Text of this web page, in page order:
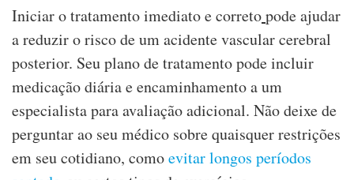
Iniciar o tratamento imediato e corretopode ajudar
a reduzir o risco de um acidente vascular cerebral
posterior. Seu plano de tratamento pode incluir
medicação diária e encaminhamento a um
especialista para avaliação adicional. Não deixe de
perguntar ao seu médico sobre quaisquer restrições
em seu cotidiano, comoevitar longos períodos